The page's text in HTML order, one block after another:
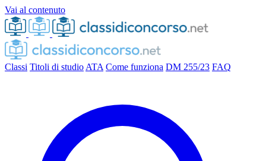
Vai al contenuto
Classi Titoli di studio ATA Come funziona DM 255/23 FAQ